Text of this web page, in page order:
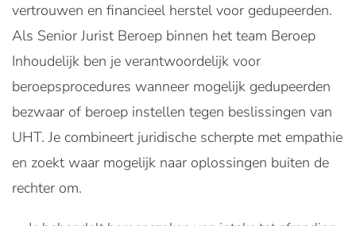
vertrouwen en financieel herstel voor gedupeerden.
Als Senior Jurist Beroep binnen het team Beroep
Inhoudelijk ben je verantwoordelijk voor
beroepsprocedures wanneer mogelijk gedupeerden
bezwaar of beroep instellen tegen beslissingen van
UHT. Je combineert juridische scherpte met empathie
en zoekt waar mogelijk naar oplossingen buiten de
rechter om.